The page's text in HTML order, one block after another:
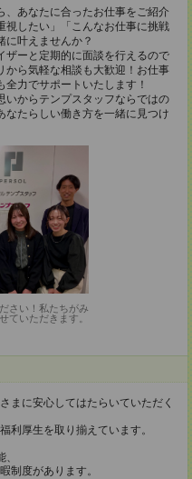
、あなたに合ったお仕事をご紹介
視したい」「こんなお仕事に挑戦
に叶えませんか？
ザーと定期的に面談を行えるので
から気軽な相談も大歓迎！お仕事
力でサポートいたします！
いからテンプスタッフならではの
なたらしい働き方を一緒に見つけ
さい！私たちがみ
ていただきます。
まに安心してはたらいていただく
利厚生を取り揃えています。
制度があります。